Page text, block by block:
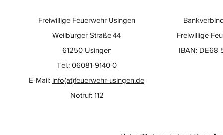
Freiwillige
IBAN: DE68
Freiwillige Feuerwehr Usingen
Weilburger Straße 44
61250 Usingen
Tel.: 06081-9140-0
E-Mail: info(at)feuerwehr-usingen.de
Notruf: 112